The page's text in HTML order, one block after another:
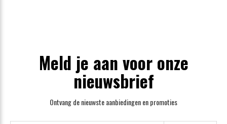
Meld je aan voor onze
nieuwsbrief
Ontvang de nieuwste aanbiedingen en promoties